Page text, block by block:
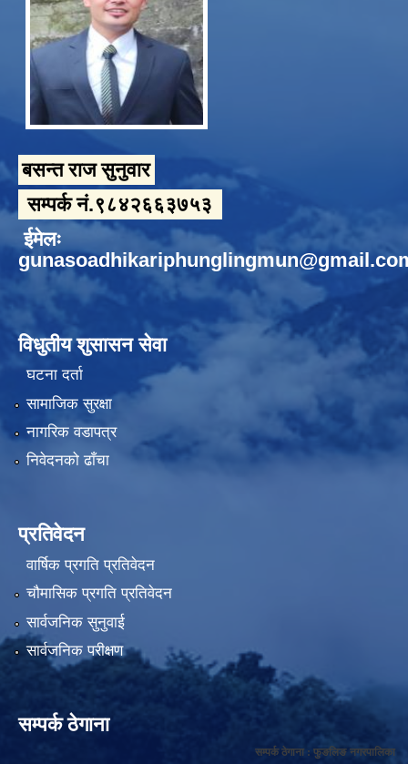
बसन्त राज सुनुवार
सम्पर्क नं.९८४२६६३७५३
ईमेलः
विधुतीय शुसासन सेवा
घटना दर्ता
सामाजिक सुरक्षा
नागरिक वडापत्र
निवेदनको ढाँचा
प्रतिवेदन
वार्षिक प्रगति प्रतिवेदन
चौमासिक प्रगति प्रतिवेदन
सार्वजनिक सुनुवाई
सार्वजनिक परीक्षण
सम्पर्क ठेगाना
सम्पर्क ठेगाना : फुङलिङ नगरपालिका